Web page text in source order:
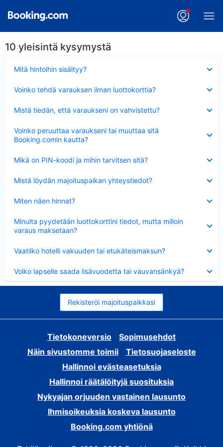
10 yleisintä kysymystä
Mitä hintoihin sisältyy?
Voinko tehdä varauksen ilman luottokorttia?
Mistä tiedän, että varaukseni on vahvistettu?
Voinko peruuttaa varaukseni tai muuttaa sitä
Booking.comin kautta?
Mikä on PIN-koodi ja mihin tarvitsen sitä?
Mistä löydän majoituspaikan yhteystiedot?
Miten näen hinnat?
Minulta pyydetään luottokorttini tiedot, mutta milloin
varaus maksetaan?
Vaatiiko hotelli vakuuden tai etukäteismaksun?
Voiko lapselle saada lisävuodetta tai vauvansänkyä?
Rekisteröi majoituspaikkasi
Tietokoneversio
Sopimusehdot
Näin sivustomme toimii
Tietosuojaseloste
Hallinnoi evästeasetuksia
Hallinnoi räätälöityjä suosituksia
Nykyajan orjuuden vastainen lausunto
Ihmisoikeuksia koskeva lausunto
Booking.com yhtiönä